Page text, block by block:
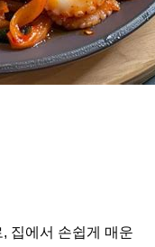
집에서 손쉽게 매운